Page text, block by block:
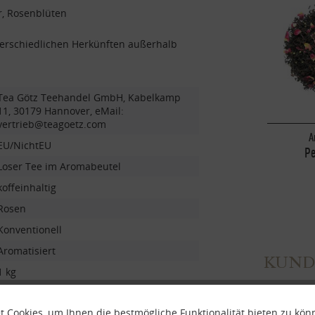
Rosenblüten
Herkünften außerhalb
Götz Teehandel GmbH, Kabelkamp
30179 Hannover, eMail:
NichtEU
Tee im Aromabeutel
kg